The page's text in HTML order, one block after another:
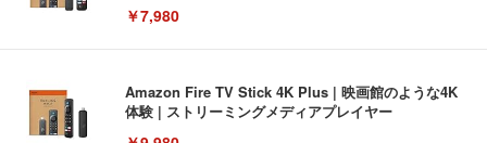
￥7,980
Amazon Fire TV Stick 4K Plus | 映画館のような4K
体験 | ストリーミングメディアプレイヤー